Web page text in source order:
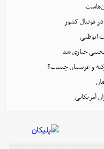
فوتبال کشور
ابوظبی
جباری شد
و عربستان چیست؟
آمریکایی